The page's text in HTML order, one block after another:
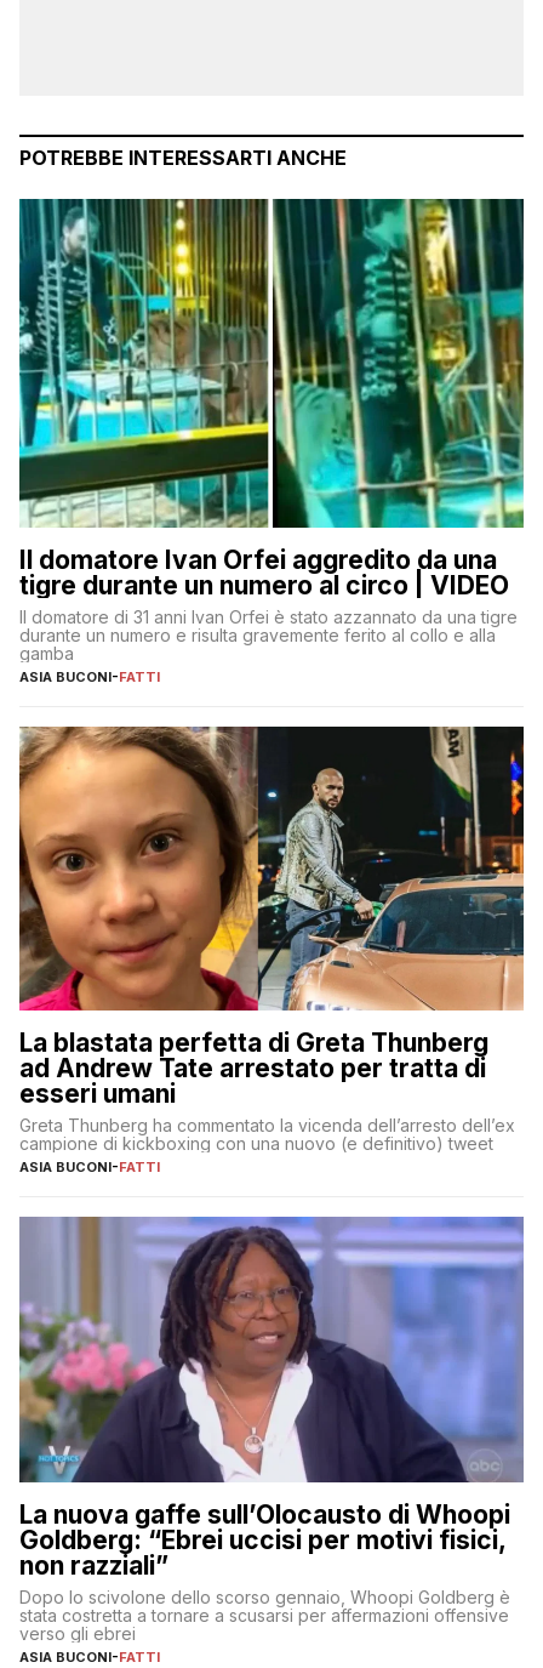
POTREBBE INTERESSARTI ANCHE
Il domatore Ivan Orfei aggredito da una
tigre durante un numero al circo | VIDEO
Il domatore di 31 anni Ivan Orfei è stato azzannato da una tigre
durante un numero e risulta gravemente ferito al collo e alla
gamba
ASIA BUCONI-FATTI
La blastata perfetta di Greta Thunberg
ad Andrew Tate arrestato per tratta di
esseri umani
Greta Thunberg ha commentato la vicenda dell’arresto dell’ex
campione di kickboxing con una nuovo (e definitivo) tweet
ASIA BUCONI-FATTI
La nuova gaffe sull’Olocausto di Whoopi
Goldberg: “Ebrei uccisi per motivi fisici,
non razziali”
Dopo lo scivolone dello scorso gennaio, Whoopi Goldberg è
stata costretta a tornare a scusarsi per affermazioni offensive
verso gli ebrei
ASIA BUCONI-FATTI